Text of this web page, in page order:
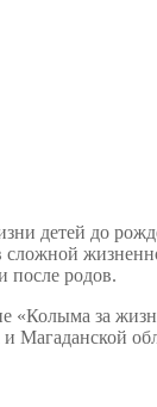
детей до
сложной
после родов.
«Колыма за
Магаданской